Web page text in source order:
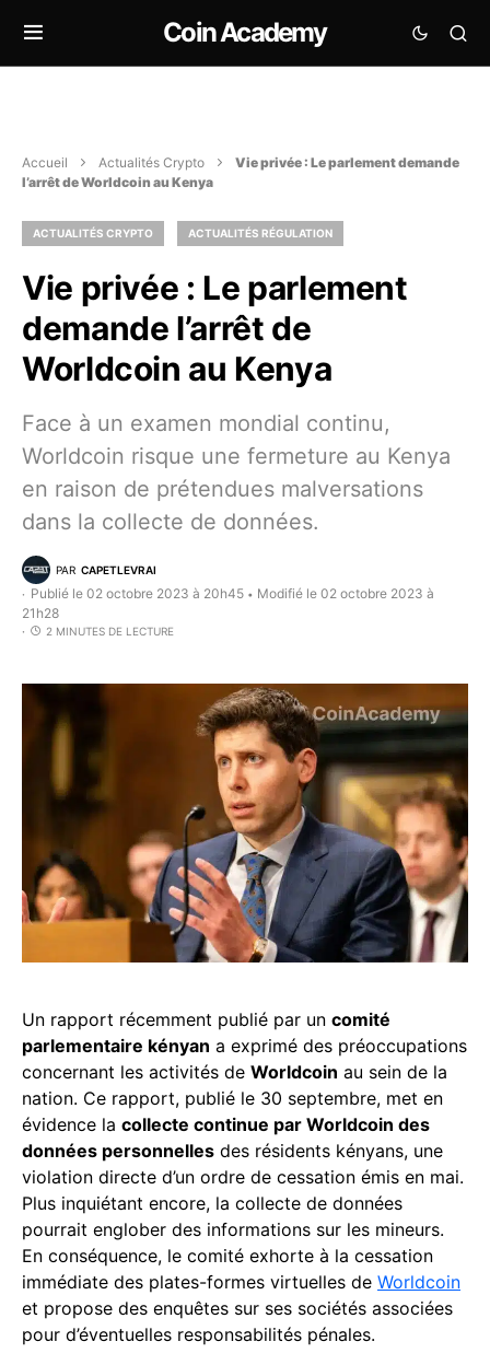
Coin Academy
Accueil Actualités Crypto
Vie privée : Le parlement demande
l’arrêt de Worldcoin au Kenya
ACTUALITÉS CRYPTO ACTUALITÉS RÉGULATION
Vie privée : Le parlement
demande l’arrêt de
Worldcoin au Kenya
Face à un examen mondial continu,
Worldcoin risque une fermeture au Kenya
en raison de prétendues malversations
dans la collecte de données.
PAR CAPETLEVRAI
Publié le 02 octobre 2023 à 20h45 • Modifié le 02 octobre 2023 à
21h28
2 MINUTES DE LECTURE
Un rapport récemment publié par un comité
parlementaire kényan a exprimé des préoccupations
concernant les activités de Worldcoin au sein de la
nation. Ce rapport, publié le 30 septembre, met en
évidence la collecte continue par Worldcoin des
données personnelles des résidents kényans, une
violation directe d’un ordre de cessation émis en mai.
Plus inquiétant encore, la collecte de données
pourrait englober des informations sur les mineurs.
En conséquence, le comité exhorte à la cessation
immédiate des plates-formes virtuelles de Worldcoin
et propose des enquêtes sur ses sociétés associées
pour d’éventuelles responsabilités pénales.